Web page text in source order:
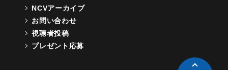
NCVアーカイブ
お問い合わせ
視聴者投稿
プレゼント応募